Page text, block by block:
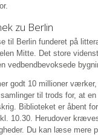
zu Berlin
til Berlin funderet på
Mitte. Det store
vedbendbevoksede
godt 10 millioner
til trods for, at
Biblioteket er åbent
10.30. Herudover
Du kan læse mere